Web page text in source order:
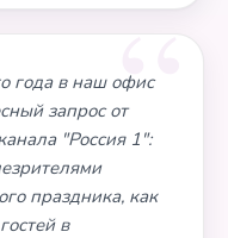
года в наш офис
запрос от
"Россия 1":
праздника, как
в